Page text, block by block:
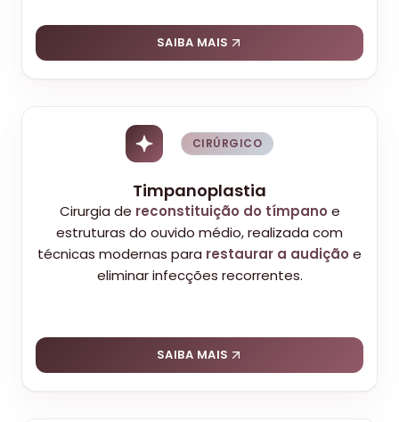
SAIBA MAIS
CIRÚRGICO
Timpanoplastia
Cirurgia de reconstituição do tímpano e
estruturas do ouvido médio, realizada com
técnicas modernas para restaurar a audição e
eliminar infecções recorrentes.
SAIBA MAIS